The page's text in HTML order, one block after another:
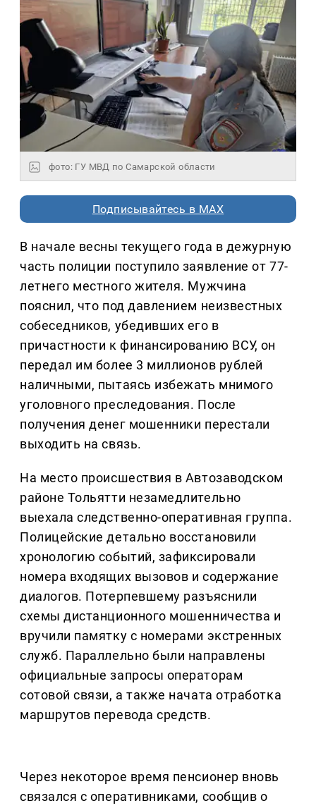
фото: ГУ МВД по Самарской области
Подписывайтесь в MAX
В начале весны текущего года в дежурную
часть полиции поступило заявление от 77-
летнего местного жителя. Мужчина
пояснил, что под давлением неизвестных
собеседников, убедивших его в
причастности к финансированию ВСУ, он
передал им более 3 миллионов рублей
наличными, пытаясь избежать мнимого
уголовного преследования. После
получения денег мошенники перестали
выходить на связь.
На место происшествия в Автозаводском
районе Тольятти незамедлительно
выехала следственно-оперативная группа.
Полицейские детально восстановили
хронологию событий, зафиксировали
номера входящих вызовов и содержание
диалогов. Потерпевшему разъяснили
схемы дистанционного мошенничества и
вручили памятку с номерами экстренных
служб. Параллельно были направлены
официальные запросы операторам
сотовой связи, а также начата отработка
маршрутов перевода средств.
Через некоторое время пенсионер вновь
связался с оперативниками, сообщив о